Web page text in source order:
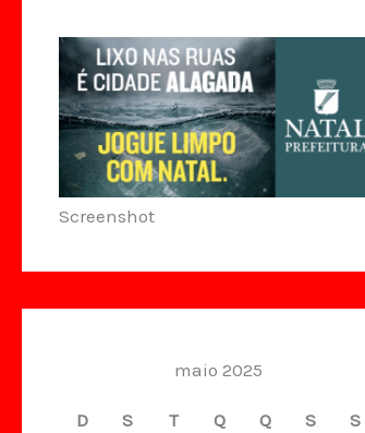
Screenshot
maio 2025
D S T Q Q S S